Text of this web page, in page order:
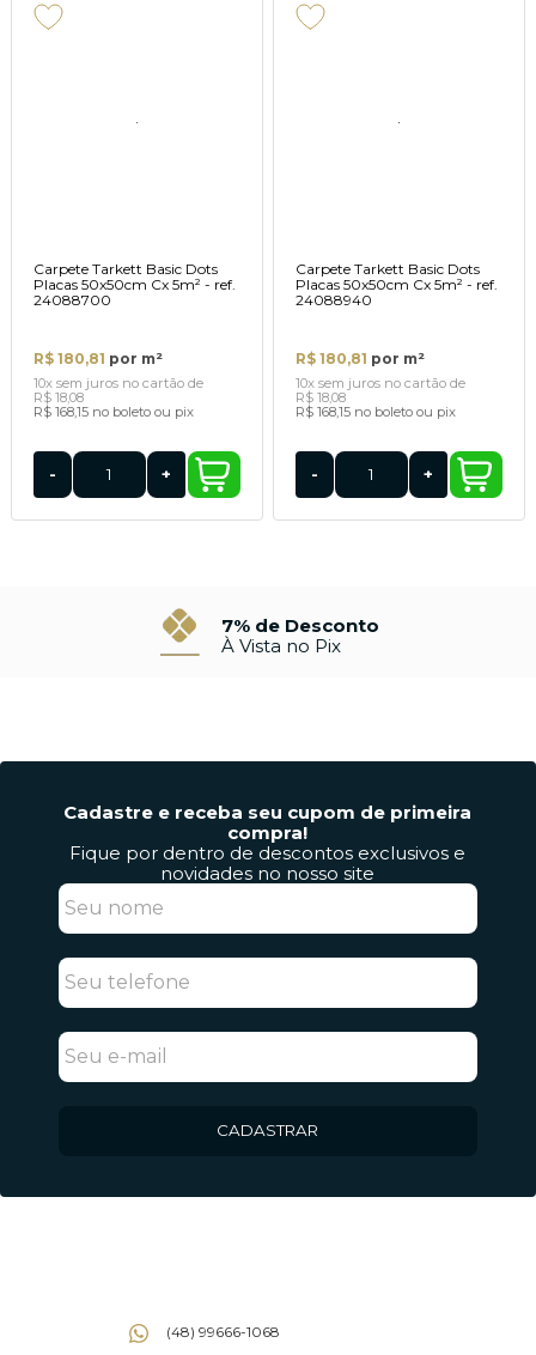
Carpete Tarkett Basic Dots
Placas 50x50cm Cx 5m² - ref.
24088700
R$ 180,81 por m²
10x sem juros no cartãode
R$ 18,08
R$ 168,15 no boleto ou pix
- +
Carpete Tarkett Basic Dots
Placas 50x50cm Cx 5m² - ref.
24088940
R$ 180,81 por m²
10x sem juros no cartão de
R$ 18,08
R$ 168,15 no boleto ou pix
- +
7% de Desconto
À Vista no Pix
Cadastre e receba seu cupom de primeira
compra!
Fique por dentro de descontos exclusivos e
novidades no nosso site
CADASTRAR
(48) 99666-1068